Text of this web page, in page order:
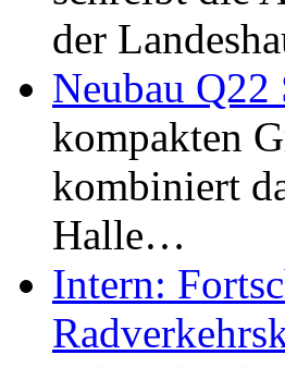
der
Neubau
kompakten
kombiniert
Halle…
Intern: